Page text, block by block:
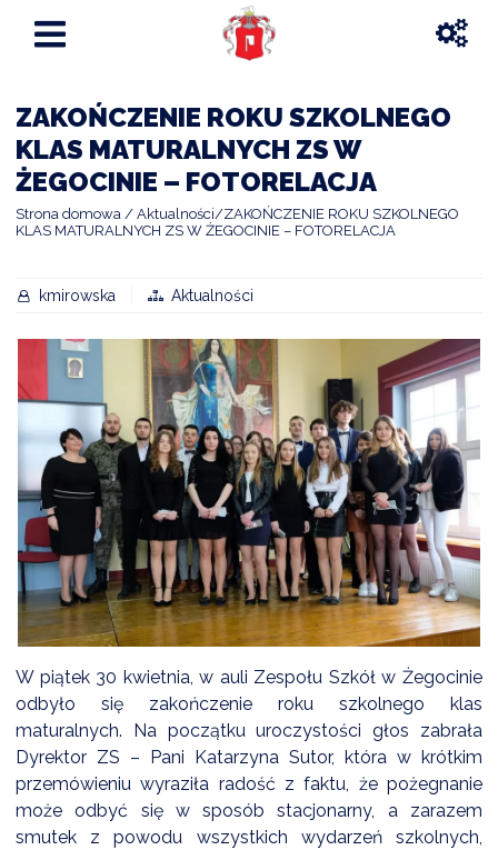
OBSŁUGI
ZAKOŃCZENIE ROKU SZKOLNEGO
KLAS MATURALNYCH ZS W
ŻEGOCINIE – FOTORELACJA
Strona domowa Aktualności
ZAKOŃCZENIE ROKU SZKOLNEGO
KLAS MATURALNYCH ZS W ŻEGOCINIE – FOTORELACJA
kmirowska Aktualności
W piątek 30 kwietnia, w auli Zespołu Szkół w Żegocinie
odbyło się zakończenie roku szkolnego klas
maturalnych. Na początku uroczystości głos zabrała
Dyrektor ZS – Pani Katarzyna Sutor, która w krótkim
przemówieniu wyraziła radość z faktu, że pożegnanie
może odbyć się w sposób stacjonarny, a zarazem
smutek z powodu wszystkich wydarzeń szkolnych,